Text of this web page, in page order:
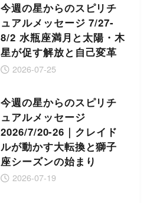
今週の星からのスピリチ
ュアルメッセージ 7/27-
8/2 水瓶座満月と太陽・木
星が促す解放と自己変革
2026-07-25
今週の星からのスピリチ
ュアルメッセージ
2026/7/20-26｜クレイド
ルが動かす大転換と獅子
座シーズンの始まり
2026-07-19